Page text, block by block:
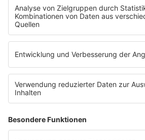
Fahrradparkhaus
Die Uniklinik Tübingen hat ein
eröffnet. Direkt an der
E-Bikes über eine